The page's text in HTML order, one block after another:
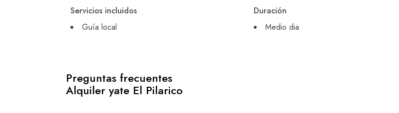
Servicios incluidos
Guía local
Duración
Medio dia
Preguntas frecuentes
Alquiler yate El Pilarico